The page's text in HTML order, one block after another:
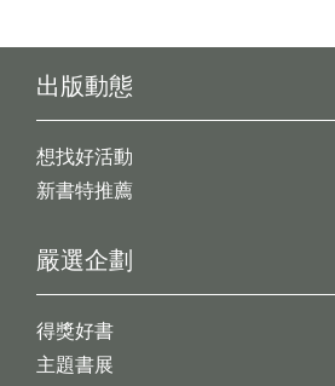
出版動態
想找好活動
新書特推薦
嚴選企劃
得獎好書
主題書展